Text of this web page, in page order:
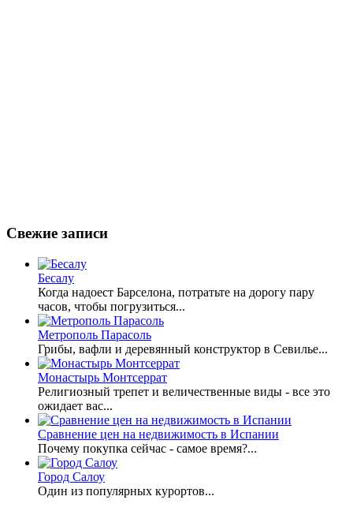
Свежие записи
Бесалу
Когда надоест Барселона, потратьте на дорогу пару
часов, чтобы погрузиться...
Метрополь Парасоль
Грибы, вафли и деревянный конструктор в Севилье...
Монастырь Монтсеррат
Религиозный трепет и величественные виды - все это
ожидает вас...
Сравнение цен на недвижимость в Испании
Почему покупка сейчас - самое время?...
Город Салоу
Один из популярных курортов...